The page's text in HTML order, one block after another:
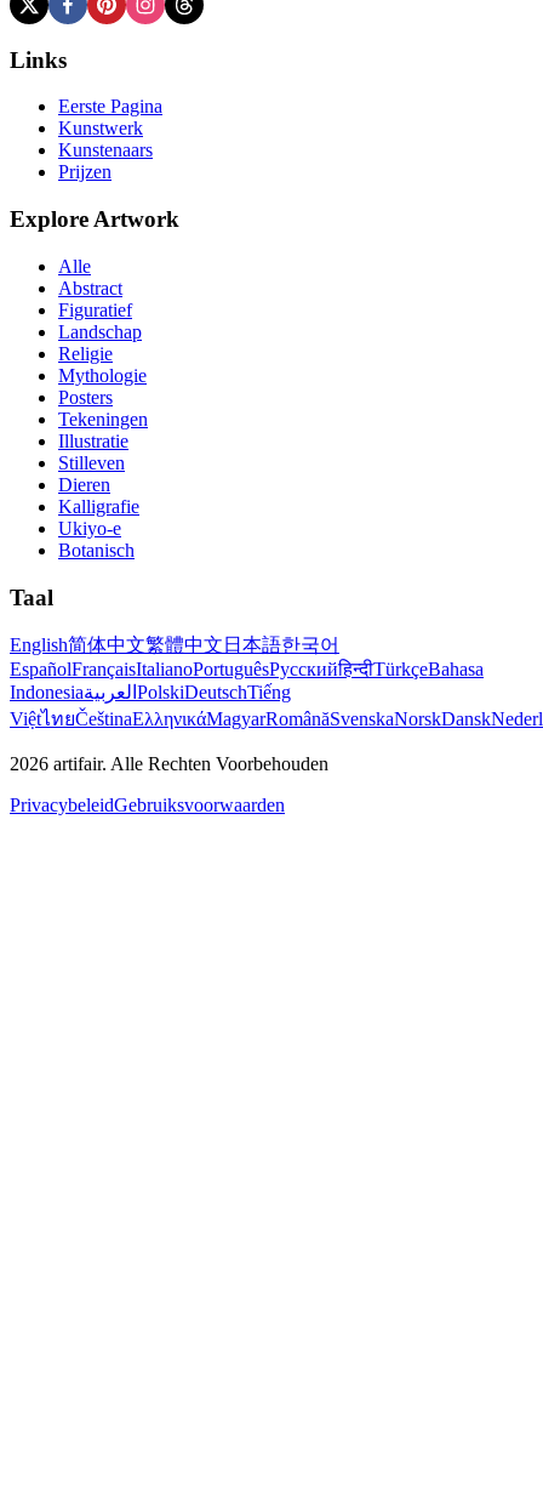
Links
Eerste Pagina
Kunstwerk
Kunstenaars
Prijzen
Explore Artwork
Alle
Abstract
Figuratief
Landschap
Religie
Mythologie
Posters
Tekeningen
Illustratie
Stilleven
Dieren
Kalligrafie
Ukiyo-e
Botanisch
Taal
English简体中文繁體中文 日本語한국어
EspañolFrançaisItalianoPortuguêsРусскийहिन्दीTürkçeBahasa
Indonesiaالعربية PolskiDeutschTiếng
ViệtไทยČeštinaΕλληνικάMagyarRomânăSvenskaNorskDansk
2026 artifair. Alle Rechten Voorbehouden
PrivacybeleidGebruiksvoorwaarden